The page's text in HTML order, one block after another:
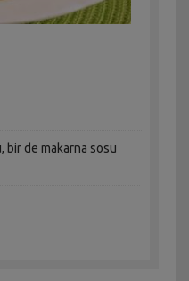
bir de makarna sosu